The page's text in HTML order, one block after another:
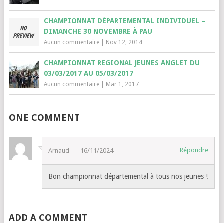
CHAMPIONNAT DÉPARTEMENTAL INDIVIDUEL –
DIMANCHE 30 NOVEMBRE À PAU
Aucun commentaire| Nov 12, 2014
CHAMPIONNAT REGIONAL JEUNES ANGLET DU
03/03/2017 AU 05/03/2017
Aucun commentaire| Mar 1, 2017
ONE COMMENT
Arnaud 16/11/2024 Répondre
Bon championnat départemental à tous nos jeunes !
ADD A COMMENT